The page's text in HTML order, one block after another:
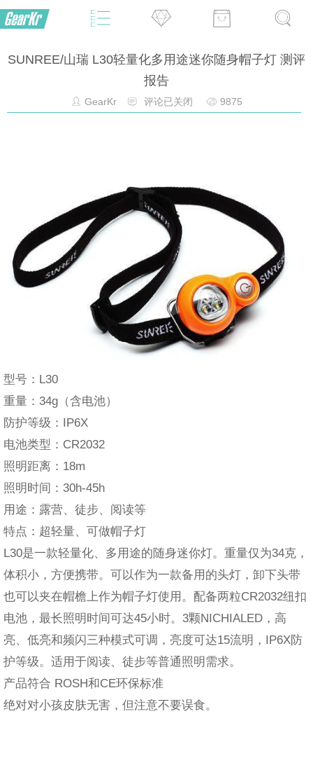
SUNREE/山瑞 L30轻量化多用途迷你随身帽子灯 测评
报告
GearKr 评论已关闭 9875
型号：L30
重量：34g（含电池）
防护等级：IP6X
电池类型：CR2032
照明距离：18m
照明时间：30h-45h
用途：露营、徒步、阅读等
特点：超轻量、可做帽子灯
L30是一款轻量化、多用途的随身迷你灯。重量仅为34克，
体积小，方便携带。可以作为一款备用的头灯，卸下头带
也可以夹在帽檐上作为帽子灯使用。配备两粒CR2032纽扣
电池，最长照明时间可达45小时。3颗NICHIALED，高
亮、低亮和频闪三种模式可调，亮度可达15流明，IP6X防
护等级。适用于阅读、徒步等普通照明需求。
产品符合 ROSH和CE环保标准
绝对对小孩皮肤无害，但注意不要误食。